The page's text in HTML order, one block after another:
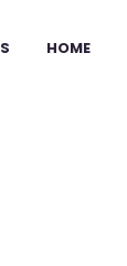
HOME